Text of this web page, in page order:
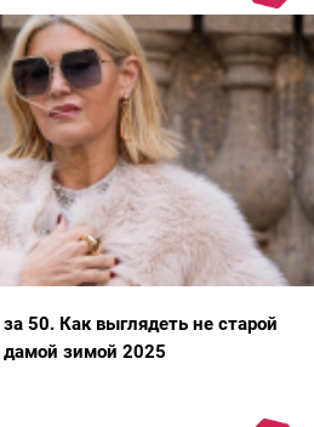
50. Как выглядеть не старой
дамой зимой 2025